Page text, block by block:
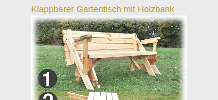
Klappbarer Gartentisch mit Holzbank